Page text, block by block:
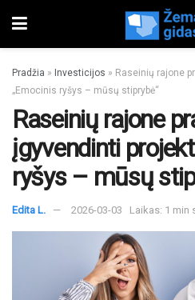
Pradžia » Investicijos » Raseinių rajone
„Emocinis ryšys – mūsų stiprybė“
Raseinių rajone
įgyvendinti
ryšys – mūsų
Edita L. 2026-03-03 Laikas: 1 min